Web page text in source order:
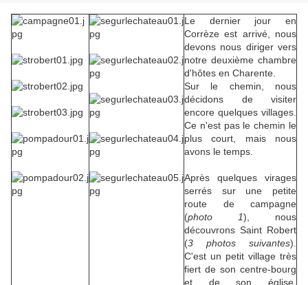
Le dernier jour en
Corrèze est arrivé, nous
devons nous diriger vers
notre deuxième chambre
d'hôtes en Charente.
Sur le chemin, nous
décidons de visiter
encore quelques villages.
Ce n'est pas le chemin le
plus court, mais nous
avons le temps.
Après quelques virages
serrés sur une petite
route de campagne
(photo 1), nous
découvrons Saint Robert
(3 photos suivantes).
C'est un petit village très
fiert de son centre-bourg
et de son église.